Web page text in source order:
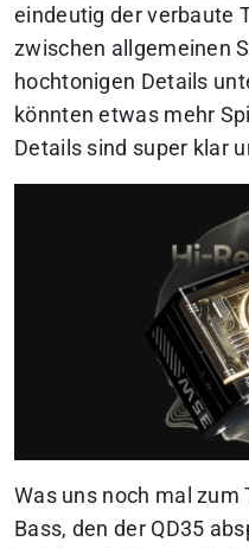
eindeutig der verbaute
zwischen allgemeinen
hochtonigen Details
könnten etwas mehr
Details sind super klar
Was uns noch mal
Bass, den der QD35